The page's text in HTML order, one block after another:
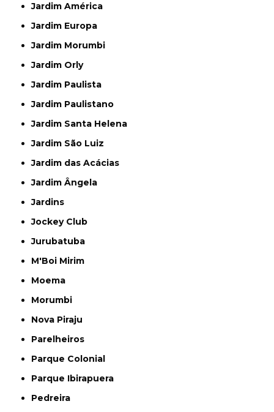
Jardim América
Jardim Europa
Jardim Morumbi
Jardim Orly
Jardim Paulista
Jardim Paulistano
Jardim Santa Helena
Jardim São Luiz
Jardim das Acácias
Jardim Ângela
Jardins
Jockey Club
Jurubatuba
M'Boi Mirim
Moema
Morumbi
Nova Piraju
Parelheiros
Parque Colonial
Parque Ibirapuera
Pedreira